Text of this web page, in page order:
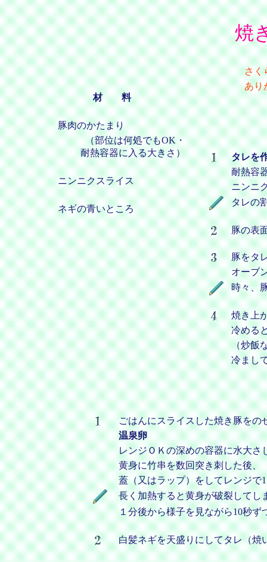
焼
材 料
豚肉のかたまり
（部位は何処でもOK・
耐熱容器に入る大きさ）
ニンニクスライス
ネギの青いところ
さ
あり
タレを
耐熱容
ニンニ
タレの
豚の表
豚をタ
オーブ
時々、
焼き上
冷める
（炒飯
冷まし
ごはんにスライスした焼き豚をの
温泉卵
レンジＯＫの深めの容器に水大さ
黄身に竹串を数回突き刺した後、
蓋（又はラップ）をしてレンジで
長く加熱すると黄身が破裂してし
１分後から様子を見ながら10秒ず
白髪ネギを天盛りにしてタレ（焼